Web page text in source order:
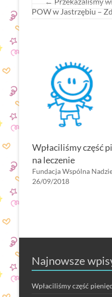
POW w Jastrzębiu –
Wpłaciliśmy część
na leczenie
Fundacja Wspólna
26/09/2018
Najnowsze
Wpłaciliśmy część